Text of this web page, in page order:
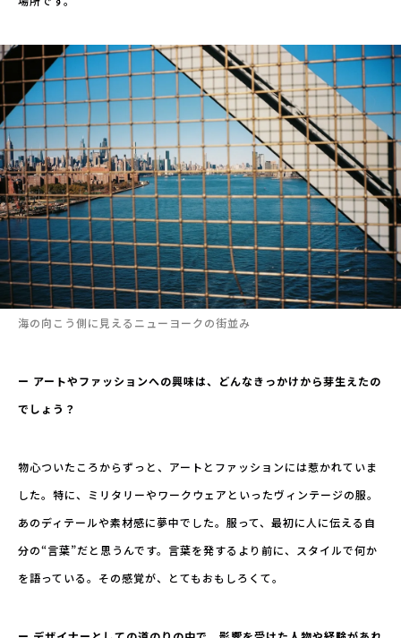
海の向こう側に見えるニューヨークの街並み
ー アートやファッションへの興味は、どんなきっかけから芽生えたの
でしょう？
物心ついたころからずっと、アートとファッションには惹かれていま
した。特に、ミリタリーやワークウェアといったヴィンテージの服。
あのディテールや素材感に夢中でした。服って、最初に人に伝える自
分の“言葉”だと思うんです。言葉を発するより前に、スタイルで何か
を語っている。その感覚が、とてもおもしろくて。